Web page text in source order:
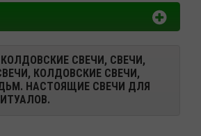
СВЕЧИ, СВЕЧИ,
КОЛДОВСКИЕ СВЕЧИ,
НАСТОЯЩИЕ СВЕЧИ ДЛЯ